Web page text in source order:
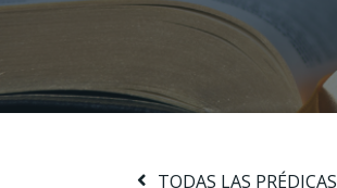
TODAS LAS PRÉDICAS